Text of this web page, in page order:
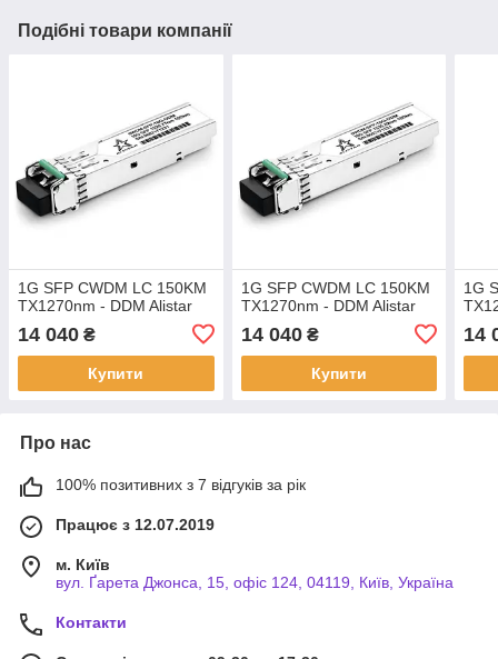
Подібні товари компанії
1G SFP CWDM LC 150KM
TX1270nm - DDM Alistar
14 040 ₴
Купити
1G SFP CWDM LC 150KM
TX1270nm - DDM Alistar
14 040₴
Купити
1G
14
Про нас
100% позитивних з 7 відгуків за рік
Працює з 12.07.2019
м. Київ
вул. Ґарета Джонса, 15, офіс 124, 04119, Київ, Україна
Контакти